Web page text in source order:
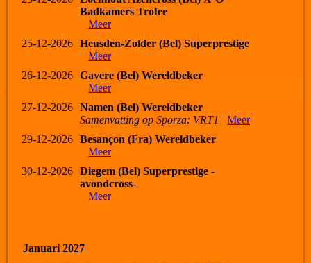
Badkamers Trofee
Meer
25-12-2026
Heusden-Zolder (Bel) Superprestige
Meer
26-12-2026
Gavere (Bel) Wereldbeker
Meer
27-12-2026
Namen (Bel) Wereldbeker
Samenvatting op Sporza: VRT1
Meer
29-12-2026
Besançon (Fra) Wereldbeker
Meer
30-12-2026
Diegem (Bel) Superprestige -
avondcross-
Meer
Januari 2027